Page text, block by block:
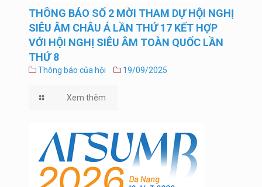
THÔNG BÁO SỐ 2 MỜI THAM DỰ HỘI NGHỊ
SIÊU ÂM CHÂU Á LẦN THỨ 17 KẾT HỢP
VỚI HỘI NGHỊ SIÊU ÂM TOÀN QUỐC LẦN
THỨ 8
Thông báo của hội 19/09/2025
Xem thêm